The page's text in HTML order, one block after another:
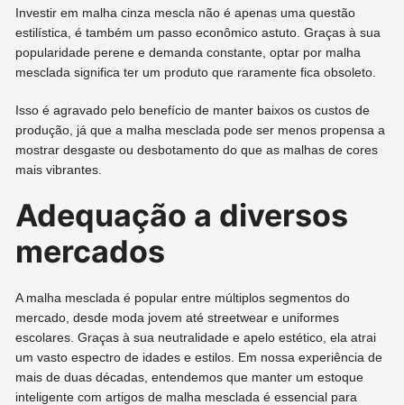
Investir em malha cinza mescla não é apenas uma questão
estilística, é também um passo econômico astuto. Graças à sua
popularidade perene e demanda constante, optar por malha
mesclada significa ter um produto que raramente fica obsoleto.
Isso é agravado pelo benefício de manter baixos os custos de
produção, já que a malha mesclada pode ser menos propensa a
mostrar desgaste ou desbotamento do que as malhas de cores
mais vibrantes.
Adequação a diversos
mercados
A malha mesclada é popular entre múltiplos segmentos do
mercado, desde moda jovem até streetwear e uniformes
escolares. Graças à sua neutralidade e apelo estético, ela atrai
um vasto espectro de idades e estilos. Em nossa experiência de
mais de duas décadas, entendemos que manter um estoque
inteligente com artigos de malha mesclada é essencial para